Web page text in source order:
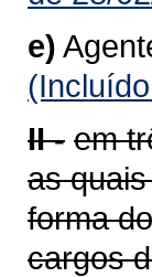
e)
II - em
as
forma
cargos